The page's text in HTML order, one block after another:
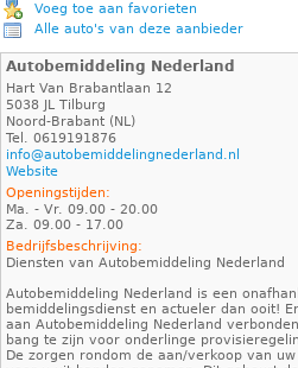
Voeg toe aan favorieten
Alle auto's van deze aanbieder
Autobemiddeling Nederland
Hart Van Brabantlaan 12
5038 JL Tilburg
Noord-Brabant (NL)
Tel. 0619191876
info@autobemiddelingnederland.nl
Website
Openingstijden:
Ma. - Vr. 09.00 - 20.00
Za. 09.00 - 17.00
Bedrijfsbeschrijving:
Diensten van Autobemiddeling Nederland
Autobemiddeling Nederland is een
bemiddelingsdienst en actueler dan ooit!
aan Autobemiddeling Nederland
bang te zijn voor onderlinge
De zorgen rondom de aan/verkoop van